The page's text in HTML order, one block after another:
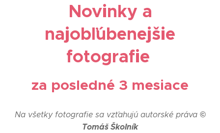
Novinky a
najobľúbenejšie
fotografie
za posledné 3 mesiace
Na všetky fotografie sa vzťahujú autorské práva ©
Tomáš Školník